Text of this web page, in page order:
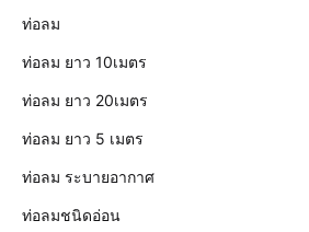
ท่อลม
ท่อลม ยาว 10เมตร
ท่อลม ยาว 20เมตร
ท่อลม ยาว 5 เมตร
ท่อลม ระบายอากาศ
ท่อลมชนิดอ่อน